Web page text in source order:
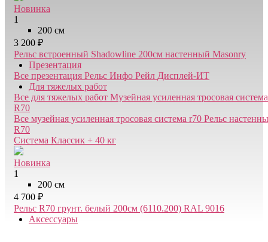
Новинка
1
200 см
3 200 ₽
Рельс встроенный Shadowline 200см настенный Masonry
Презентация
Все презентация Рельс Инфо Рейл Дисплей-ИТ
Для тяжелых работ
Все для тяжелых работ Музейная усиленная тросовая система
R70
Все музейная усиленная тросовая система r70 Рельс
R70
Система Классик + 40 кг
Новинка
1
200 см
4 700 ₽
Рельс R70 грунт. белый 200см (6110.200) RAL 9016
Аксессуары